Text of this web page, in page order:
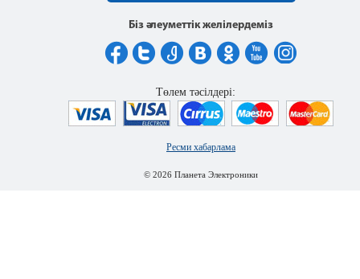
Біз әлеуметтік желілердеміз
Ресми хабарлама
© 2026 Планета Электроники
Төлем тәсілдері: